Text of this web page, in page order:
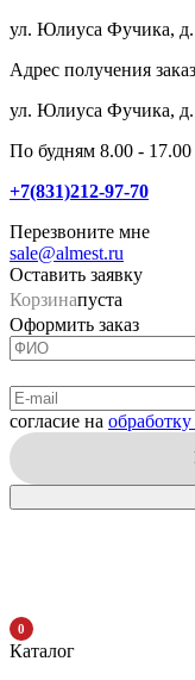
ул. Юлиуса Фучика,
Адрес получения
ул. Юлиуса Фучика,
По будням 8.00 -
+7(831)212-97-70
Перезвоните мне
sale@almest.ru
Оставить заявку
Корзинапуста
Оформить заказ
согласие на
0
Каталог